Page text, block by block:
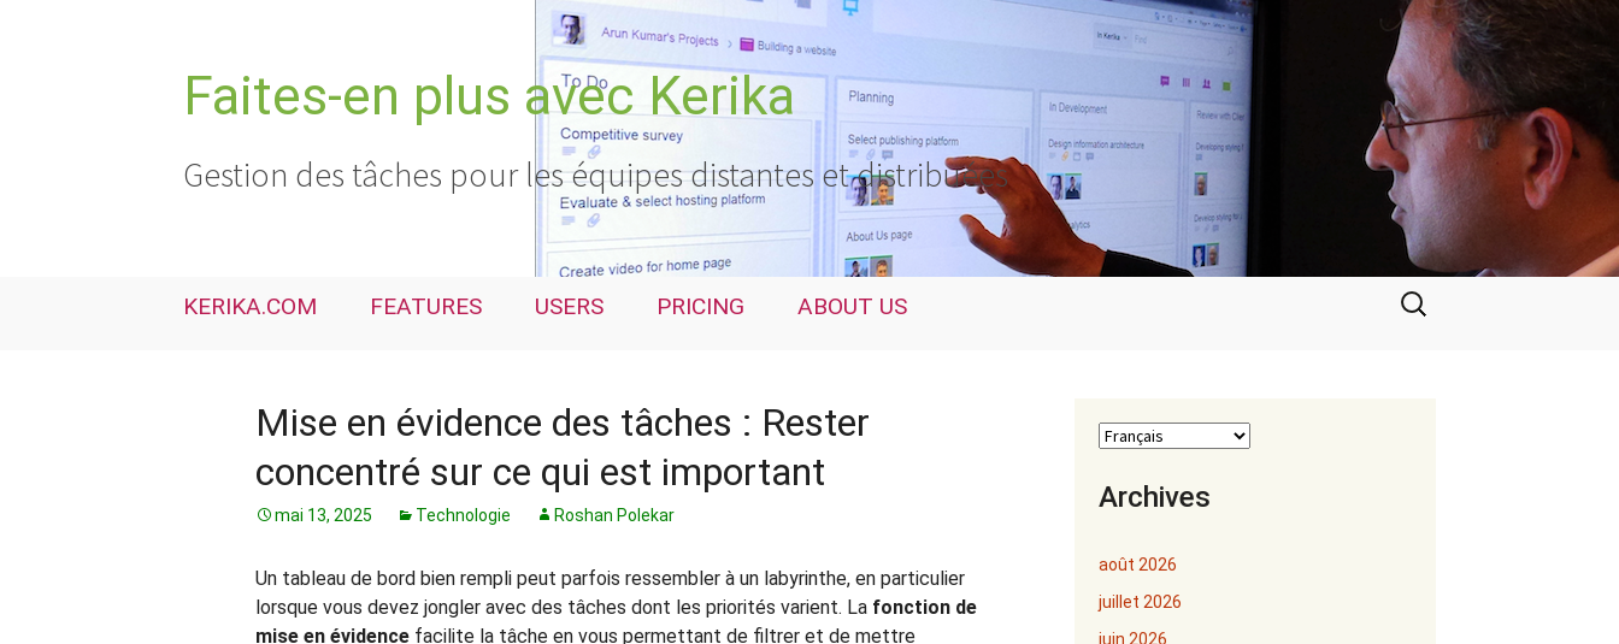
Faites-en plus avec Kerika
Gestion des tâches pour les équipes distantes et distribuées
KERIKA.COM FEATURES USERS PRICING ABOUT US
Rechercher :
Mise en évidence des tâches : Rester
concentré sur ce qui est important
mai 13, 2025 Technologie Roshan Polekar
Un tableau de bord bien rempli peut parfois ressembler à un labyrinthe, en particulier
lorsque vous devez jongler avec des tâches dont les priorités varient. La fonction de
mise en évidence facilite la tâche en vous permettant de filtrer et de mettre
Archives
août 2026
juillet 2026
juin 2026